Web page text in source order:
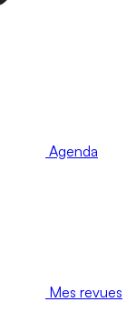
Agenda
Mes revues